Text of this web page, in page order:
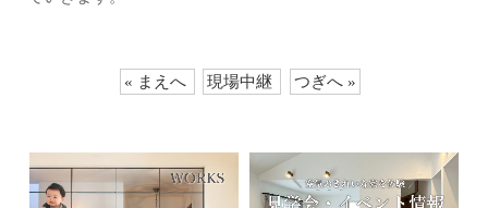
« まえへ 現場中継 つぎへ »